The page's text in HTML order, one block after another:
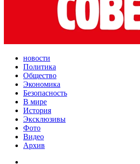
новости
Политика
Общество
Экономика
Безопасность
В мире
История
Эксклюзивы
Фото
Видео
Архив